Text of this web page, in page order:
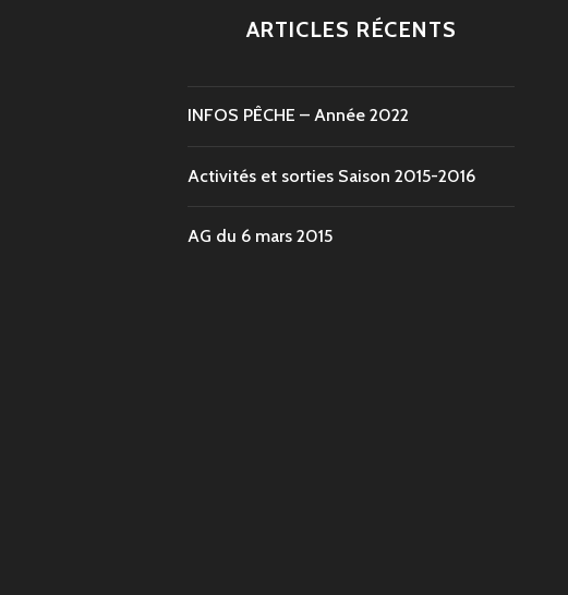
ARTICLES RÉCENTS
INFOS PÊCHE – Année 2022
Activités et sorties Saison 2015-2016
AG du 6 mars 2015